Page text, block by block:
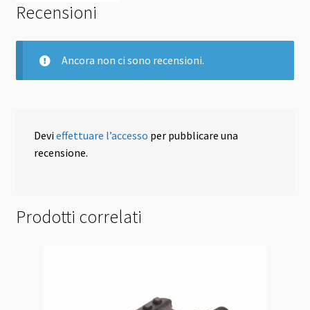
Recensioni
Ancora non ci sono recensioni.
Devieffettuare l’accesso per pubblicare una
recensione.
Prodotti correlati